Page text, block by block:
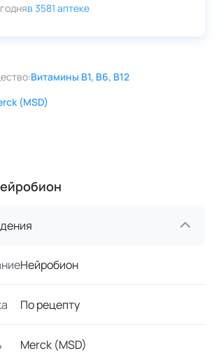
в 3581 аптеке
Витамины B1, B6, B12
(MSD)
Нейробион
По рецепту
Merck (MSD)